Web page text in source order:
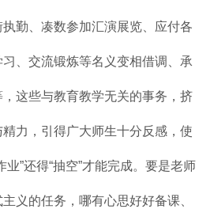
勤、凑数参加汇演展览、应付各
、交流锻炼等名义变相借调、承
这些与教育教学无关的事务，挤
力，引得广大师生十分反感，使
业”还得“抽空”才能完成。要是老师
义的任务，哪有心思好好备课、